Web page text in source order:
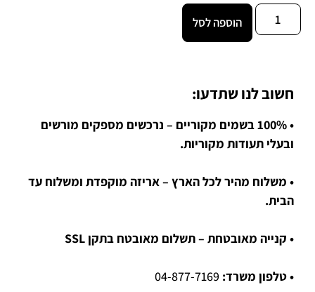
הוספה לסל
חשוב לנו שתדעו:
• 100% בשמים מקוריים – נרכשים מספקים מורשים
ובעלי תעודות מקוריות.
• משלוח מהיר לכל הארץ – אריזה מוקפדת ומשלוח עד
הבית.
• קנייה מאובטחת – תשלום מאובטח בתקן SSL
• טלפון משרד: